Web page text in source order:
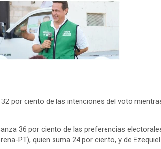
por ciento de las intenciones del voto
36 por ciento de las preferencias
PT), quien suma 24 por ciento, y de